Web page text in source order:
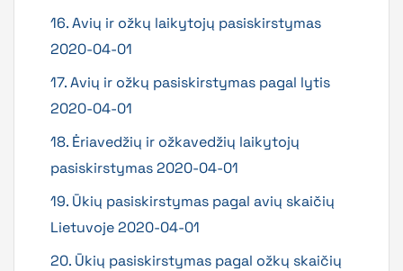
16. Avių ir ožkų laikytojų pasiskirstymas
2020-04-01
17. Avių ir ožkų pasiskirstymas pagal lytis
2020-04-01
18. Ėriavedžių ir ožkavedžių laikytojų
pasiskirstymas 2020-04-01
19. Ūkių pasiskirstymas pagal avių skaičių
Lietuvoje 2020-04-01
20. Ūkių pasiskirstymas pagal ožkų skaičių